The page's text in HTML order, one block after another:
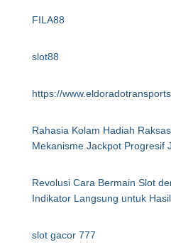
FILA88
slot88
https://
Rahasia Kolam Hadiah
Mekanisme Jackpot Progresif
Revolusi Cara Bermain Slot
Indikator Langsung untuk
slot gacor 777